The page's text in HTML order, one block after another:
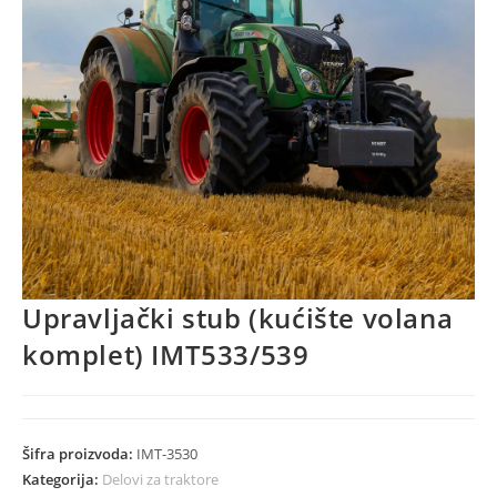
Upravljački stub (kućište volana
komplet) IMT533/539
Šifra proizvoda: IMT-3530
Kategorija: Delovi za traktore